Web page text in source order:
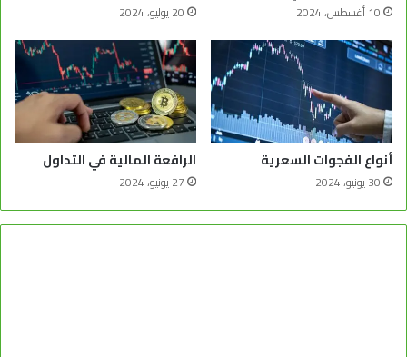
10 أغسطس، 2024 20 يوليو، 2024
أنواع الفجوات السعرية
30 يونيو، 2024
الرافعة المالية في التداول
27 يونيو، 2024